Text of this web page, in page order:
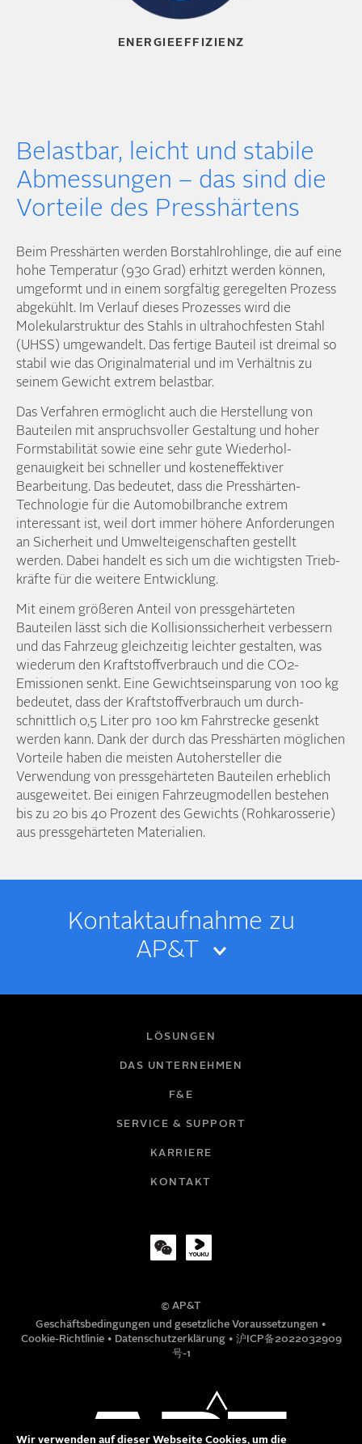
ENERGIEEFFIZIENZ
Belastbar, leicht und stabile
Abmessungen – das sind die
Vorteile des Presshärtens
Beim Presshärten werden Borstahl­rohlinge, die auf eine
hohe Temperatur (930 Grad) erhitzt werden können,
umgeformt und in einem sorgfältig geregelten Prozess
abgekühlt. Im Verlauf dieses Prozesses wird die
Molekular­struktur des Stahls in ultra­hochfesten Stahl
(UHSS) umgewandelt. Das fertige Bauteil ist dreimal so
stabil wie das Original­material und im Verhältnis zu
seinem Gewicht extrem belastbar.
Das Verfahren ermöglicht auch die Herstellung von
Bauteilen mit anspruchs­voller Gestaltung und hoher
Form­stabilität sowie eine sehr gute Wiederhol­
genauigkeit bei schneller und kosten­effektiver
Bearbeitung. Das bedeutet, dass die Presshärten-
Technologie für die Automobil­branche extrem
interessant ist, weil dort immer höhere Anforderungen
an Sicherheit und Umwelt­eigenschaften gestellt
werden. Dabei handelt es sich um die wichtigsten Trieb­
kräfte für die weitere Entwicklung.
Mit einem größeren Anteil von press­gehärteten
Bauteilen lässt sich die Kollisions­sicherheit verbessern
und das Fahrzeug gleichzeitig leichter gestalten, was
wiederum den Kraftstoff­verbrauch und die CO2-
Emissionen senkt. Eine Gewichts­einsparung von 100 kg
bedeutet, dass der Kraftstoff­verbrauch um durch­
schnittlich 0,5 Liter pro 100 km Fahrstrecke gesenkt
werden kann. Dank der durch das Presshärten möglichen
Vorteile haben die meisten Auto­hersteller die
Verwendung von press­gehärteten Bauteilen erheblich
ausgeweitet. Bei einigen Fahrzeug­modellen bestehen
bis zu 20 bis 40 Prozent des Gewichts (Rohkarosserie)
aus press­gehärteten Materialien.
Kontakt­­aufnahme zu
AP&T
© AP&T
Geschäftsbedingungen und gesetzliche Voraussetzungen •
Cookie-Richtlinie • Datenschutzerklärung • 沪ICP备2022032909
号-1
LÖSUNGEN
DAS UNTERNEHMEN
F&E
SERVICE & SUPPORT
KARRIERE
KONTAKT
Wir verwenden auf dieser Webseite Cookies, um die